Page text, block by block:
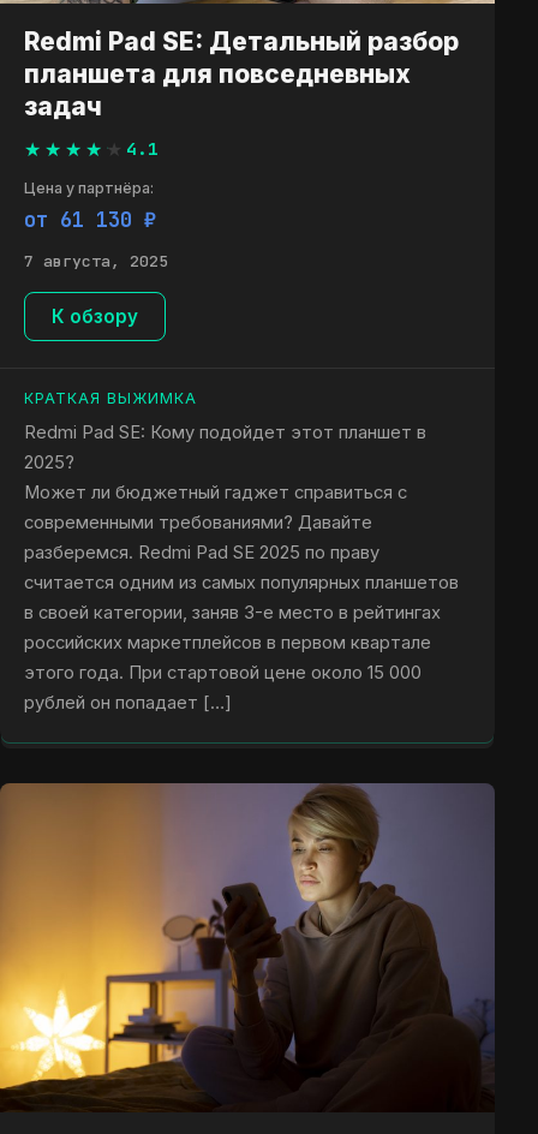
Redmi Pad SE: Детальный разбор
планшета для повседневных
задач
4.1
Цена у партнёра:
от 61 130 ₽
7 августа, 2025
К обзору
КРАТКАЯ ВЫЖИМКА
Redmi Pad SE: Кому подойдет этот планшет в
2025?
Может ли бюджетный гаджет справиться с
современными требованиями? Давайте
разберемся. Redmi Pad SE 2025 по праву
считается одним из самых популярных планшетов
в своей категории, заняв 3-е место в рейтингах
российских маркетплейсов в первом квартале
этого года. При стартовой цене около 15 000
рублей он попадает […]